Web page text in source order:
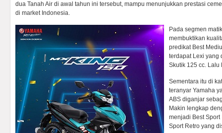
dua Tanah Air di awal tahun ini tersebut, mampu menunjukkan prestasi
di market Indonesia.
Pada segmen
membuktikan
predikat Best
terdapat Lexi yang
Skutik 125 cc. Lalu
Sementara itu di
teranyar Yamaha
ABS diganjar
Makin lengkap
menjadi Best
Sport Retro yang